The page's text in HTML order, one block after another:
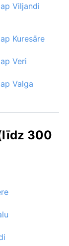
Viljandi
Kuresāre
Veri
Valga
300